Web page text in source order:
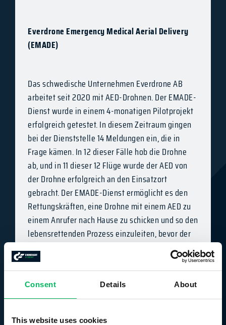
Consent Details About
This website uses cookies
Everdrone Emergency Medical Aerial Delivery
(EMADE)
Das schwedische Unternehmen Everdrone AB
arbeitet seit 2020 mit AED-Drohnen. Der EMADE-
Dienst wurde in einem 4-monatigen Pilotprojekt
erfolgreich getestet. In diesem Zeitraum gingen
bei der Dienststelle 14 Meldungen ein, die in
Frage kämen. In 12 dieser Fälle hob die Drohne
ab, und in 11 dieser 12 Flüge wurde der AED von
der Drohne erfolgreich an den Einsatzort
gebracht. Der EMADE-Dienst ermöglicht es den
Rettungskräften, eine Drohne mit einem AED zu
einem Anrufer nach Hause zu schicken und so den
lebensrettenden Prozess einzuleiten, bevor der
Krankenwagen am Haus des Anrufers eintrifft.
Die Drohne wurde in Zusammenarbeit mit dem
Centre for Resuscitation Science am Karolinska
Institutet, SOS Alarm und der Region Västra
Götaland entwickelt. Der EMADE-Dienst ist
derzeit in der Lage, 200 000 schwedische